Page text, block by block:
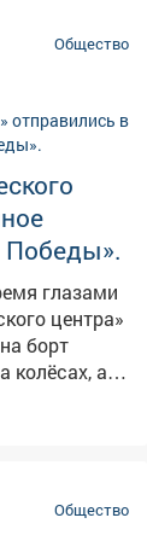
людей с
Общество
Победы».
глазами
борт
колёсах, а
в
быт
вот-
Общество